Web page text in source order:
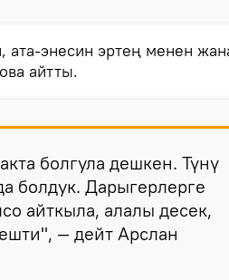
ата-энесин эртең менен
айтты.
болгула дешкен. Түнү
болдук. Дарыгерлерге
айткыла, алалы десек,
— дейт Арслан